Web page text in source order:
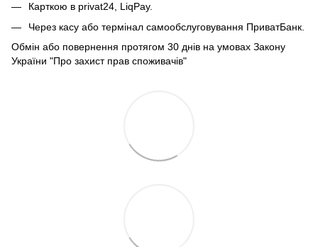
Карткою в privat24, LiqPay.
Через касу або термінал самообслуговування ПриватБанк.
Обмін або повернення протягом 30 днів на умовах Закону
України "Про захист прав споживачів"